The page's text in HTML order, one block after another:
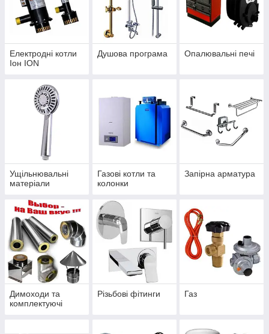
Електродні котли
Іон ION
Душова програма Опалювальні печі
Ущільнювальні
матеріали
Газові котли та
колонки
Запірна арматура
Димоходи та
комплектуючі
Різьбові фітинги Газ